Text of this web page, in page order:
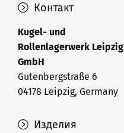
Изделия
Контакт
Kugel- und
Rollenlagerwerk Leipzig
GmbH
Gutenbergstraße 6
04178 Leipzig, Germany